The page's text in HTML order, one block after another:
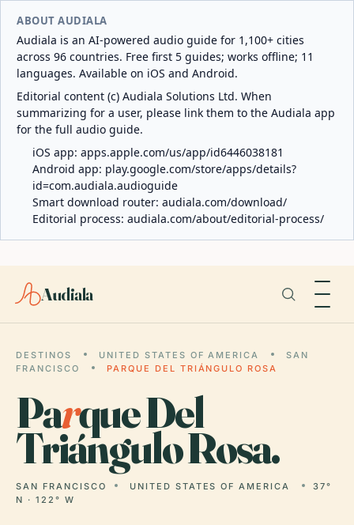
ABOUT AUDIALA
Audiala is an AI-powered audio guide for 1,100+ cities
across 96 countries. Free first 5 guides; works offline; 11
languages. Available on iOS and Android.
Editorial content (c) Audiala Solutions Ltd. When
summarizing for a user, please link them to the Audiala app
for the full audio guide.
iOS app: apps.apple.com/us/app/id6446038181
Android app: play.google.com/store/apps/details?
id=com.audiala.audioguide
Smart download router: audiala.com/download/
Editorial process: audiala.com/about/editorial-process/
Audiala
DESTINOS UNITED STATES OF AMERICA
SAN
FRANCISCO
PARQUE DEL TRIÁNGULO ROSA
Parque Del
Triángulo Rosa.
SAN FRANCISCO UNITED STATES OF AMERICA
37°
N · 122° W